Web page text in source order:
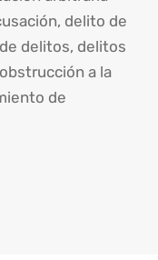
delito de
delitos, delitos
a la
de